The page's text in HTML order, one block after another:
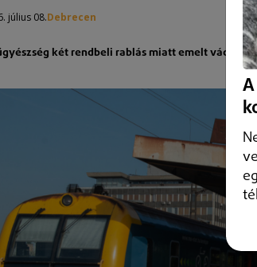
július 08.Debrecen
két rendbeli rablás miatt emelt vádat,